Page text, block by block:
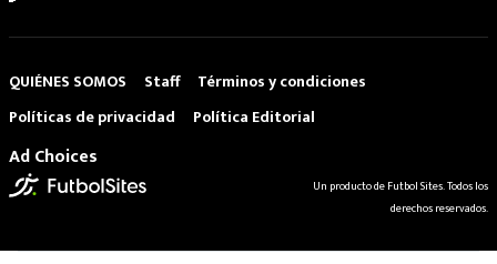
QUIÉNES SOMOS Staff
Términos y condiciones
Políticas de privacidad
Política Editorial
Ad Choices
Un producto de Futbol Sites. Todos los
derechos reservados.